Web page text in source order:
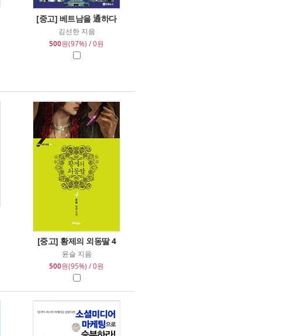
[중고] 베트남을 通하다
김선한 지음
500원(97%) / 0원
[중고] 황제의 외동딸 4
윤슬 지음
500원(95%) / 0원